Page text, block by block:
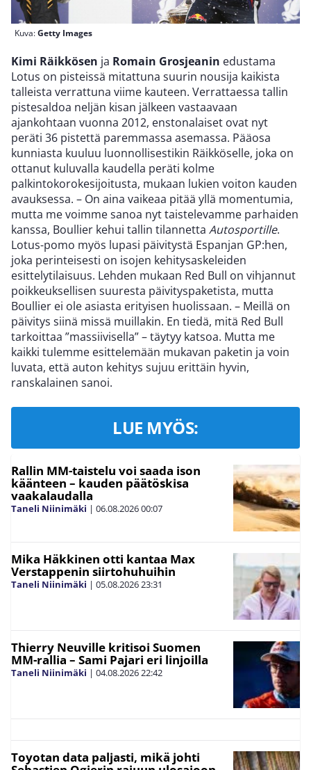
Kuva:Getty Images
Kimi Räikkösen ja Romain Grosjeanin edustama
Lotus on pisteissä mitattuna suurin nousija kaikista
talleista verrattuna viime kauteen. Verrattaessa tallin
pistesaldoa neljän kisan jälkeen vastaavaan
ajankohtaan vuonna 2012, enstonalaiset ovat nyt
peräti 36 pistettä paremmassa asemassa. Pääosa
kunniasta kuuluu luonnollisestikin Räikköselle, joka on
ottanut kuluvalla kaudella peräti kolme
palkintokorokesijoitusta, mukaan lukien voiton kauden
avauksessa. – On aina vaikeaa pitää yllä momentumia,
mutta me voimme sanoa nyt taistelevamme parhaiden
kanssa, Boullier kehui tallin tilannetta Autosportille.
Lotus-pomo myös lupasi päivitystä Espanjan GP:hen,
joka perinteisesti on isojen kehitysaskeleiden
esittelytilaisuus. Lehden mukaan Red Bull on vihjannut
poikkeuksellisen suuresta päivityspaketista, mutta
Boullier ei ole asiasta erityisen huolissaan. – Meillä on
päivitys siinä missä muillakin. En tiedä, mitä Red Bull
tarkoittaa ”massiivisella” – täytyy katsoa. Mutta me
kaikki tulemme esittelemään mukavan paketin ja voin
luvata, että auton kehitys sujuu erittäin hyvin,
ranskalainen sanoi.
LUE MYÖS:
Rallin MM-taistelu voi saada ison
käänteen – kauden päätöskisa
vaakalaudalla
Taneli Niinimäki | 06.08.202600:07
Mika Häkkinen otti kantaa Max
Verstappenin siirtohuhuihin
Taneli Niinimäki | 05.08.202623:31
Thierry Neuville kritisoi Suomen
MM-rallia – Sami Pajari eri linjoilla
Taneli Niinimäki | 04.08.202622:42
Toyotan data paljasti, mikä johti